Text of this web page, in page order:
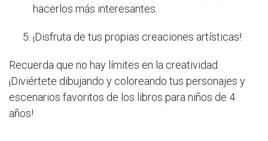
hacerlos más interesantes.
¡Disfruta de tus propias creaciones artísticas!
Recuerda que no hay límites en la creatividad.
¡Diviértete dibujando y coloreando tus personajes y
escenarios favoritos de los libros para niños de 4
años!